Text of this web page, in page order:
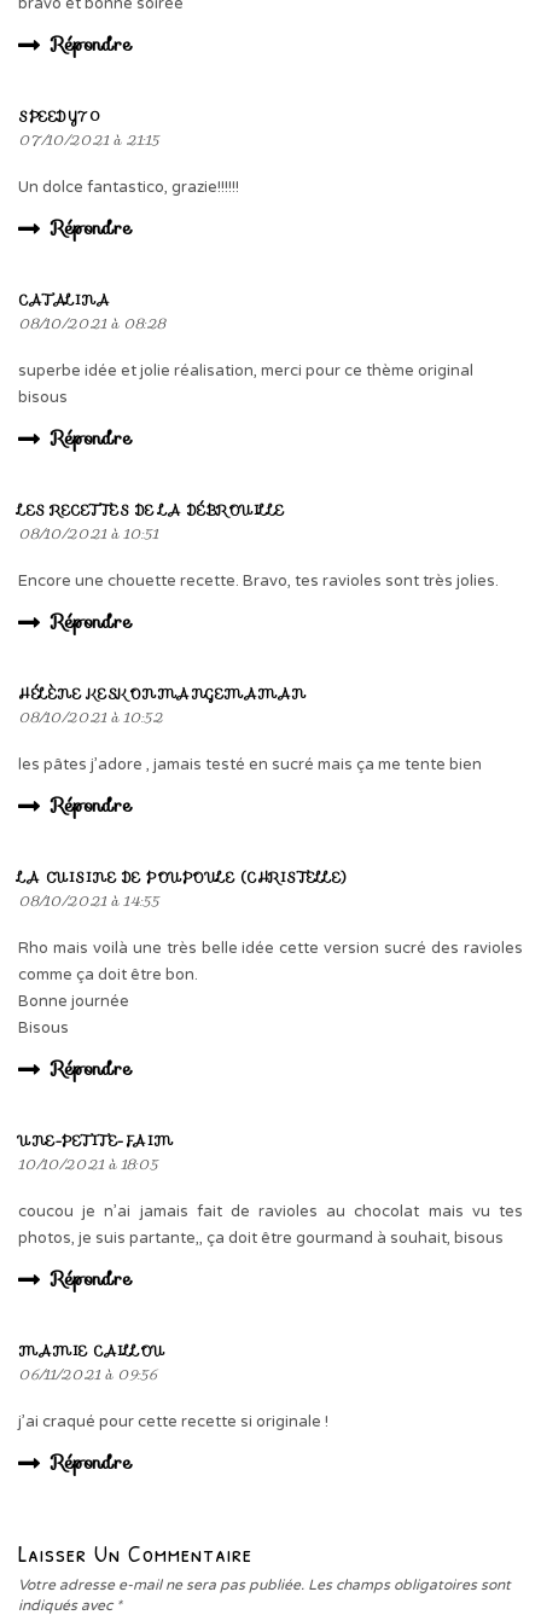
Répondre
SPEEDY70
07/10/2021 à 21:15
Un dolce fantastico, grazie!!!!!!
Répondre
CATALINA
08/10/2021 à 08:28
superbe idée et jolie réalisation, merci pour ce thème original
bisous
Répondre
LES RECETTES DE LA DÉBROUILLE
08/10/2021 à 10:51
Encore une chouette recette. Bravo, tes ravioles sont très jolies.
Répondre
HÉLÈNE KESKONMANGEMAMAN
08/10/2021 à 10:52
les pâtes j’adore , jamais testé en sucré mais ça me tente bien
Répondre
LA CUISINE DE POUPOULE (CHRISTELLE)
08/10/2021 à 14:55
Rho mais voilà une très belle idée cette version sucré des ravioles
comme ça doit être bon.
Bonne journée
Bisous
Répondre
UNE-PETITE-FAIM
10/10/2021 à 18:05
coucou je n’ai jamais fait de ravioles au chocolat mais vu tes
photos, je suis partante,, ça doit être gourmand à souhait, bisous
Répondre
MAMIE CAILLOU
06/11/2021 à 09:56
j’ai craqué pour cette recette si originale !
Répondre
Laisser Un Commentaire
Votre adresse e-mail ne sera pas publiée. Les champs obligatoires sont
indiqués avec *